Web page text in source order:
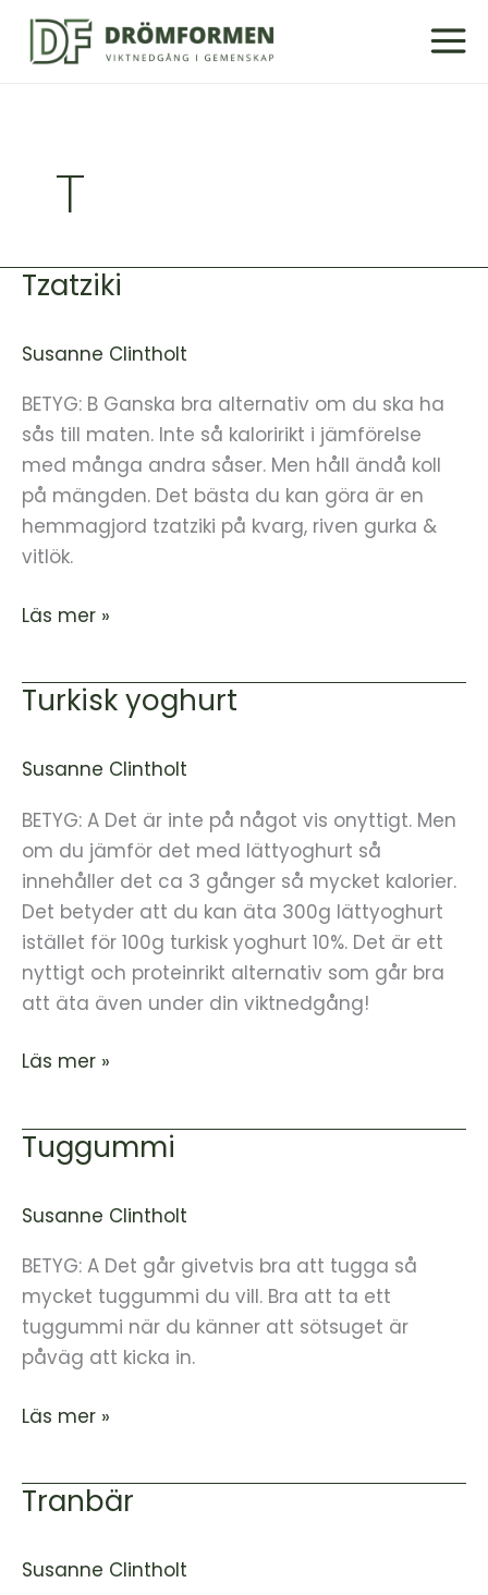
Hoppa
T
Tzatziki
Susanne Clintholt
BETYG: B Ganska bra alternativ om du ska ha
sås till maten. Inte så kaloririkt i jämförelse
med många andra såser. Men håll ändå koll
på mängden. Det bästa du kan göra är en
hemmagjord tzatziki på kvarg, riven gurka &
vitlök.
Tzatziki
Läs mer »
Turkisk yoghurt
Susanne Clintholt
BETYG: A Det är inte på något vis onyttigt. Men
om du jämför det med lättyoghurt så
innehåller det ca 3 gånger så mycket kalorier.
Det betyder att du kan äta 300g lättyoghurt
istället för 100g turkisk yoghurt 10%. Det är ett
nyttigt och proteinrikt alternativ som går bra
att äta även under din viktnedgång!
Turkisk
Läs mer »
Tuggummi
Susanne Clintholt
BETYG: A Det går givetvis bra att tugga så
mycket tuggummi du vill. Bra att ta ett
tuggummi när du känner att sötsuget är
påväg att kicka in.
Tuggummi
Läs mer »
Tranbär
Susanne Clintholt
Tranbär